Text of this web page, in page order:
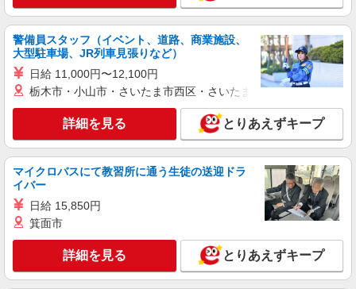
キープ 詳細を見る
アルバイト
ライフ大井町トラックス店（店舗コード683）
レジ
時給1,300円 別途深夜手当あり
ライフ大井町トラックス店 東京都品川区広町
二丁目1番3号
詳細を見る
パート
ライフ武蔵小山店（店舗コード836）
青果
時給1,250円以上
警備員スタッフ（イベント、道路、商業施設、
大型駐車場、JR列車見張りなど）
日給 11,000円〜12,100円
栃木市・小山市・さいたま市西区・さいたま市岩槻区・久喜市・
詳細を見る とりあえずキープ
マイクロバスにて教習所に通う生徒の送迎ドラ
イバー
日給 15,850円
箕面市
詳細を見る とりあえずキープ